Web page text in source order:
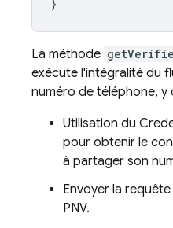
}
La méthode
exécute l'intégralité du
numéro de téléphone, y
Utilisation du
pour obtenir le
à partager son
Envoyer la
PNV.